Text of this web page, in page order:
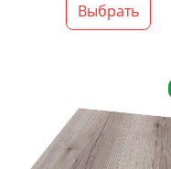
Выбрать